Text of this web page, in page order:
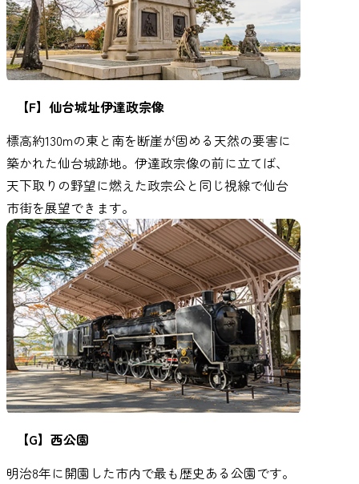
【F】仙台城址伊達政宗像
標高約130mの東と南を断崖が固める天然の要害に
築かれた仙台城跡地。伊達政宗像の前に立てば、
天下取りの野望に燃えた政宗公と同じ視線で仙台
市街を展望できます。
【G】西公園
明治8年に開園した市内で最も歴史ある公園です。